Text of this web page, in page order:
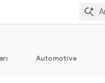
Automotive